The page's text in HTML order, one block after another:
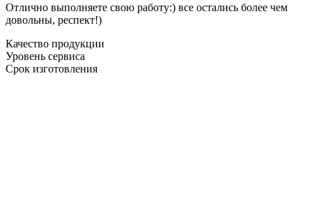
Отлично выполняете свою работу:) все остались более чем
довольны, респект!)
Качество продукции
Уровень сервиса
Срок изготовления